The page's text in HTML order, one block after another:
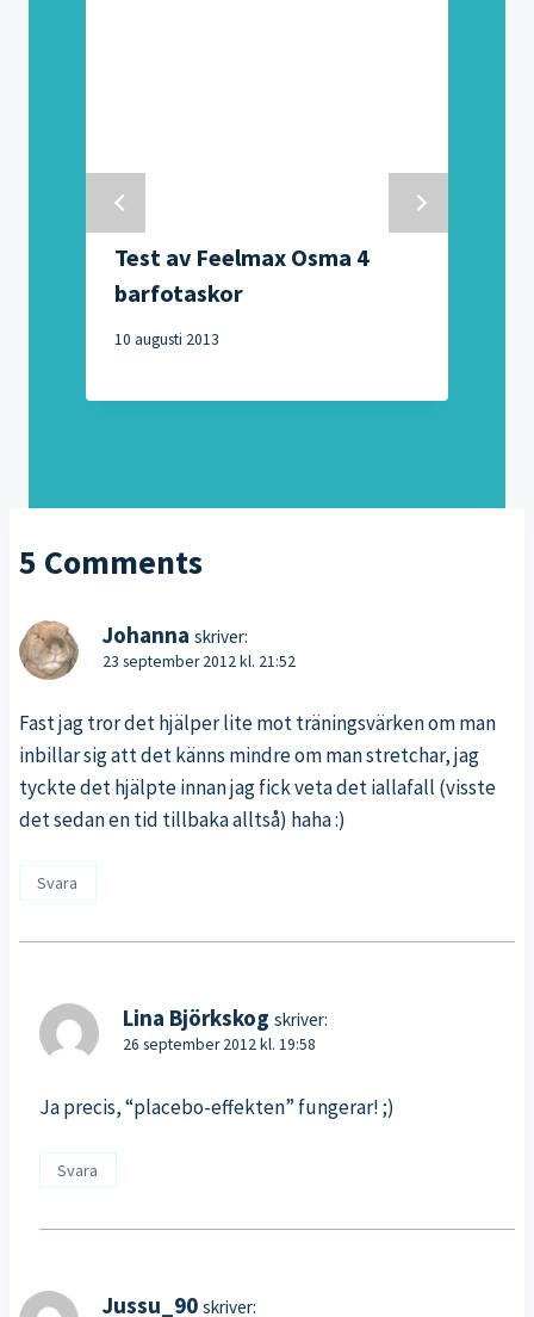
Test av Feelmax Osma 4
barfotaskor
10 augusti 2013
5 Comments
Johanna skriver:
23 september 2012 kl. 21:52
Fast jag tror det hjälper lite mot träningsvärken om man
inbillar sig att det känns mindre om man stretchar, jag
tyckte det hjälpte innan jag fick veta det iallafall (visste
det sedan en tid tillbaka alltså) haha :)
Svara
Lina Björkskog skriver:
26 september 2012 kl. 19:58
Ja precis, “placebo-effekten” fungerar! ;)
Svara
Jussu_90 skriver: